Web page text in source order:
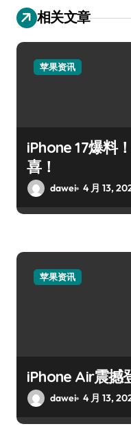
相关文章
苹果资讯
iPhone 17爆料
喜！
dawei 4 月 13,
苹果资讯
iPhone Air震撼
dawei 4 月 13,